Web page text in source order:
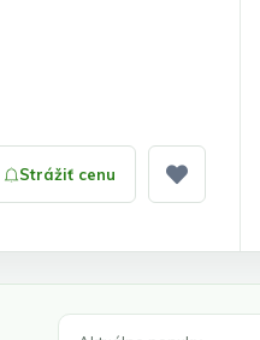
Strážiť cenu
Pridať